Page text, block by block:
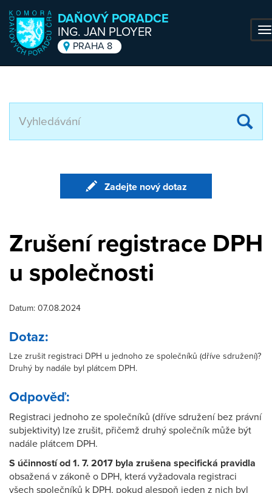
DAŇOVÝ PORADCE
ING. JAN PLOYER
PRAHA 8
Zadejte nový dotaz
Zrušení registrace DPH
u společnosti
Datum: 07.08.2024
Dotaz:
Lze zrušit registraci DPH u jednoho ze společníků (dříve sdružení)?
Druhý by nadále byl plátcem DPH.
Odpověď:
Registraci jednoho ze společníků (dříve sdružení bez právní
subjektivity) lze zrušit, přičemž druhý společník může být
nadále plátcem DPH.
S účinností od 1. 7. 2017 byla zrušena specifická pravidla
obsažená v zákoně o DPH, která vyžadovala registraci
všech společníků k DPH, pokud alespoň jeden z nich byl